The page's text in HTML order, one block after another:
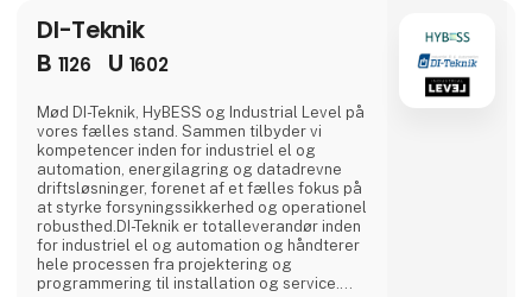
DI-Teknik
B 1126 U 1602
Mød DI-Teknik, HyBESS og Industrial Level på
vores fælles stand. Sammen tilbyder vi
kompetencer inden for industriel el og
automation, energilagring og datadrevne
driftsløsninger, forenet af et fælles fokus på
at styrke forsyningssikkerhed og operationel
robusthed.DI-Teknik er totalleverandør inden
for industriel el og automation og håndterer
hele processen fra projektering og
programmering til installation og service.